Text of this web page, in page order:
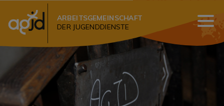
ARBEITSGEMEINSCHAFT
DER JUGENDDIENSTE